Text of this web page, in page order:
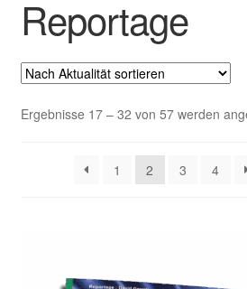
EVENT Rookie ArtikelUntermenü
ausklappen
Reportage
Interview
Reportage
Ergebnisse 17 – 32 von 57 werden
1
2 3 4